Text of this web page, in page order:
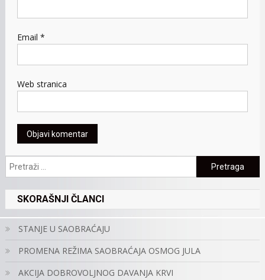
Email *
Web stranica
Pretraga:
SKORAŠNJI ČLANCI
STANJE U SAOBRAĆAJU
PROMENA REŽIMA SAOBRAĆAJA OSMOG JULA
AKCIJA DOBROVOLJNOG DAVANJA KRVI